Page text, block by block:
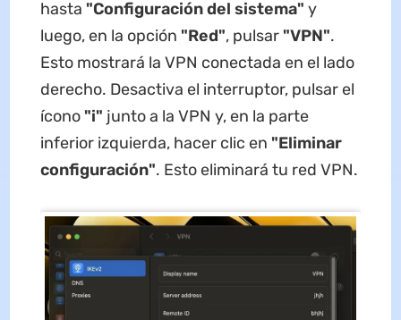
hasta "Configuración del sistema" y
luego, en la opción "Red", pulsar "VPN".
Esto mostrará la VPN conectada en el lado
derecho. Desactiva el interruptor, pulsar el
ícono"i" junto a la VPN y, en la parte
inferior izquierda, hacer clic en "Eliminar
configuración". Esto eliminará tu red VPN.